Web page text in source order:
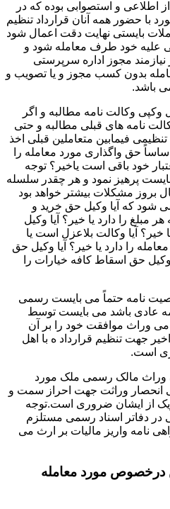
اطلاعی و استصوابی بوده که در
حضور همه آنان قرارداد تنظیم
بایستی نهایت دقت اعمال شود
علیه خود طرف معامله شود و
مجوز اداره سرپرستی
بدون کسب مجوز و یا تصویب و
باشد.
وکپی وکالت نامه مطالبه و اگر
نامه های قبلی مطالبه و حتی
فیمابین متعاملین قبلی اخذ
حق واگذاری مورد معامله را
خود باقی است یاخیر؟ توجه
پرهیز نمود و هر چقدر سلسله
بروز مشکلات بیشتر خواهد بود
که آیا وکیل حق خرید و
مبلغ را دارد یا خیر؟ آیا وکیل
خیر؟ آیا وکالت بلاعزل است یا
را دارد یا خیر؟ آیا وکیل حق
وکیل حق اسقاط کافه خیارات را
نامه حتماً می بایست رسمی
عادی باشد می بایست توسط
وراث موافقت خود را بر آن
جهت تنظیم قرارداد ه با اهل
است.
وراث مالک رسمی ملک مورد
انحصار وراثت جهت احراز سمت و
از ایشان ضروری است.توجه
در دفاتر اسناد رسمی مستلزم
نامه واریز مالیات بر ارث می
مورد معامله